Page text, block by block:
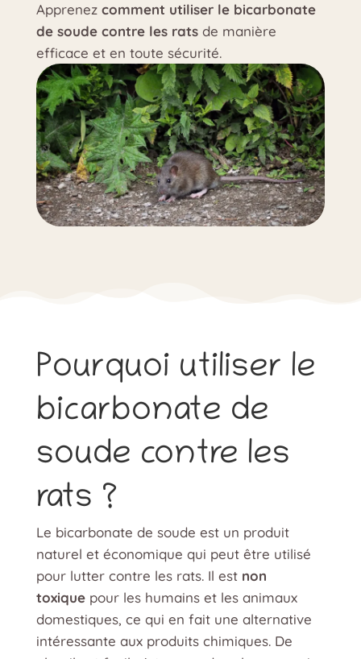
Apprenez comment utiliser le bicarbonate
de soude contre les rats de manière
efficace et en toute sécurité.
Pourquoi utiliser le
bicarbonate de
soude contre les
rats ?
Le bicarbonate de soude est un produit
naturel et économique qui peut être utilisé
pour lutter contre les rats. Il est non
toxique pour les humains et les animaux
domestiques, ce qui en fait une alternative
intéressante aux produits chimiques. De